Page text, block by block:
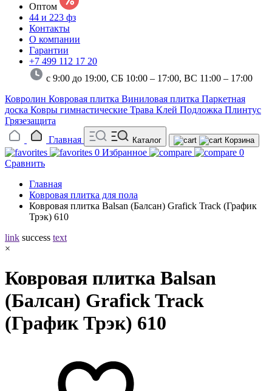
Оптом
44 и 223 фз
Контакты
О компании
Гарантии
+7 499 112 17 20
с 9:00 до 19:00, СБ 10:00 – 17:00, ВС 11:00 – 17:00
Ковролин Ковровая плитка Виниловая плитка Паркетная
доска Ковры гимнастические Трава Клей Подложка Плинтус
Грязезащита
Главная
Каталог Корзина
0 Избранное
0
Сравнить
Главная
Ковровая плитка для пола
Ковровая плитка Balsan (Балсан) Grafick Track (График
Трэк) 610
link success text
×
Ковровая плитка Balsan
(Балсан) Grafick Track
(График Трэк) 610